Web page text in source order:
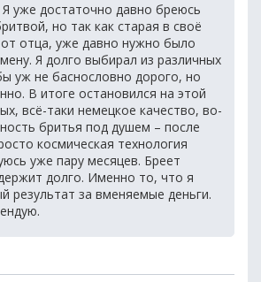
Я уже достаточно давно бреюсь
но так как старая в своё
отца, уже давно нужно было
Я долго выбирал из различных
уж не баснословно дорого, но
В итоге остановился на этой
всё-таки немецкое качество, во-
бритья под душем – после
космическая технология
уже пару месяцев. Бреет
долго. Именно то, что я
результат за вменяемые деньги.